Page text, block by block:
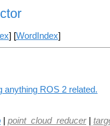
] [WordIndex]
anything ROS 2 related.
point_cloud_reducer|